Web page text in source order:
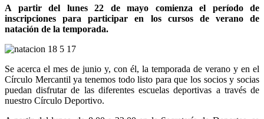
A partir del lunes 22 de mayo comienza el período de
inscripciones para participar en los cursos de verano de
natación de la temporada.
Se acerca el mes de junio y, con él, la temporada de verano y en el
Círculo Mercantil ya tenemos todo listo para que los socios y socias
puedan disfrutar de las diferentes escuelas deportivas a través de
nuestro Círculo Deportivo.